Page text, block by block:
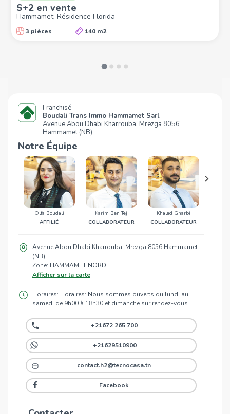
S+2 en vente
Hammamet, Résidence Florida
3 pièces 140 m2
Franchisé
Boudali Trans Immo Hammamet Sarl
Avenue Abou Dhabi Kharrouba, Mrezga 8056
Hammamet (NB)
Notre Équipe
Olfa Boudali
AFFILIÉ
Karim Ben Tej
COLLABORATEUR
Khaled Gharbi
COLLABORATEUR
Avenue Abou Dhabi Kharrouba, Mrezga 8056 Hammamet
(NB)
Zone: HAMMAMET NORD
Afficher sur la carte
Horaires: Horaires: Nous sommes ouverts du lundi au
samedi de 9h00 à 18h30 et dimanche sur rendez-vous.
+21672 265 700
+21629510900
contact.h2@tecnocasa.tn
Facebook